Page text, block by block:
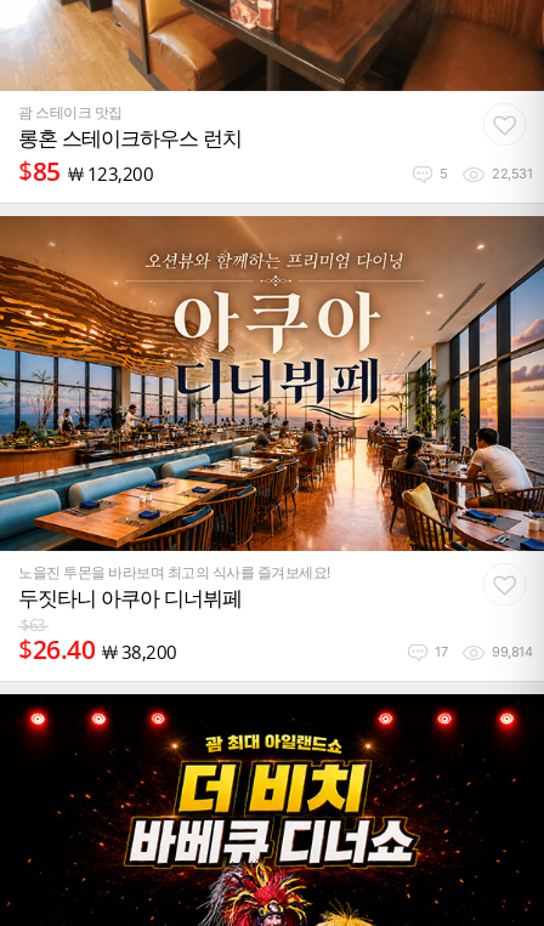
괌 스테이크 맛집
롱혼 스테이크하우스 런치
$85 ￦ 123,200 5 22,531
노을진 투몬을 바라보며 최고의 식사를 즐겨보세요!
두짓타니 아쿠아 디너뷔페
$63
$26.40 ￦38,200 17 99,814